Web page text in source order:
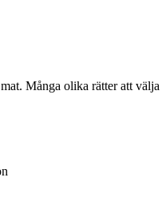
Många olika rätter att